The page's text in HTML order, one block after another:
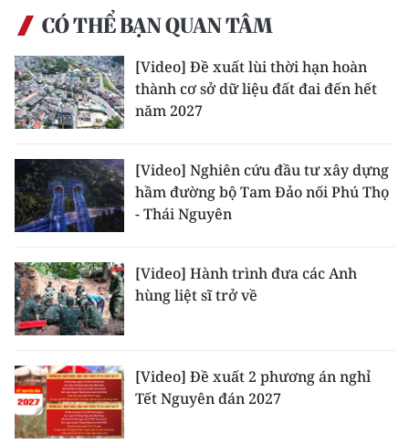
Media Du lịch
Media Thế giới
Media Thể thao
Media Giáo dục
Media Y tế
Media Khoa học - Công nghệ
Ảnh
Infographic
TIN MỚI
TIN ĐỊA PHƯƠNG
CÓ THỂ BẠN QUAN TÂM
[Video] Đề xuất lùi thời hạn hoàn
thành cơ sở dữ liệu đất đai đến hết
năm 2027
[Video] Nghiên cứu đầu tư xây dựng
hầm đường bộ Tam Đảo nối Phú Thọ
- Thái Nguyên
[Video] Hành trình đưa các Anh
hùng liệt sĩ trở về
[Video] Đề xuất 2 phương án nghỉ
Tết Nguyên đán 2027